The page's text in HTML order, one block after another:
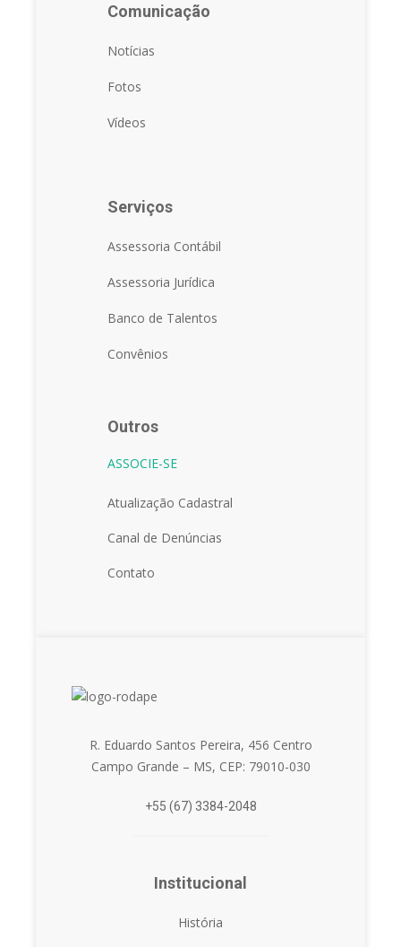
Comunicação
Notícias
Fotos
Vídeos
Serviços
Assessoria Contábil
Assessoria Jurídica
Banco de Talentos
Convênios
Outros
ASSOCIE-SE
Atualização Cadastral
Canal de Denúncias
Contato
R. Eduardo Santos Pereira, 456 Centro
Campo Grande – MS, CEP: 79010-030
+55 (67) 3384-2048
Institucional
História